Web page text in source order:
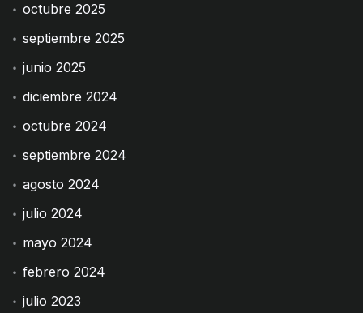
octubre 2025
septiembre 2025
junio 2025
diciembre 2024
octubre 2024
septiembre 2024
agosto 2024
julio 2024
mayo 2024
febrero 2024
julio 2023